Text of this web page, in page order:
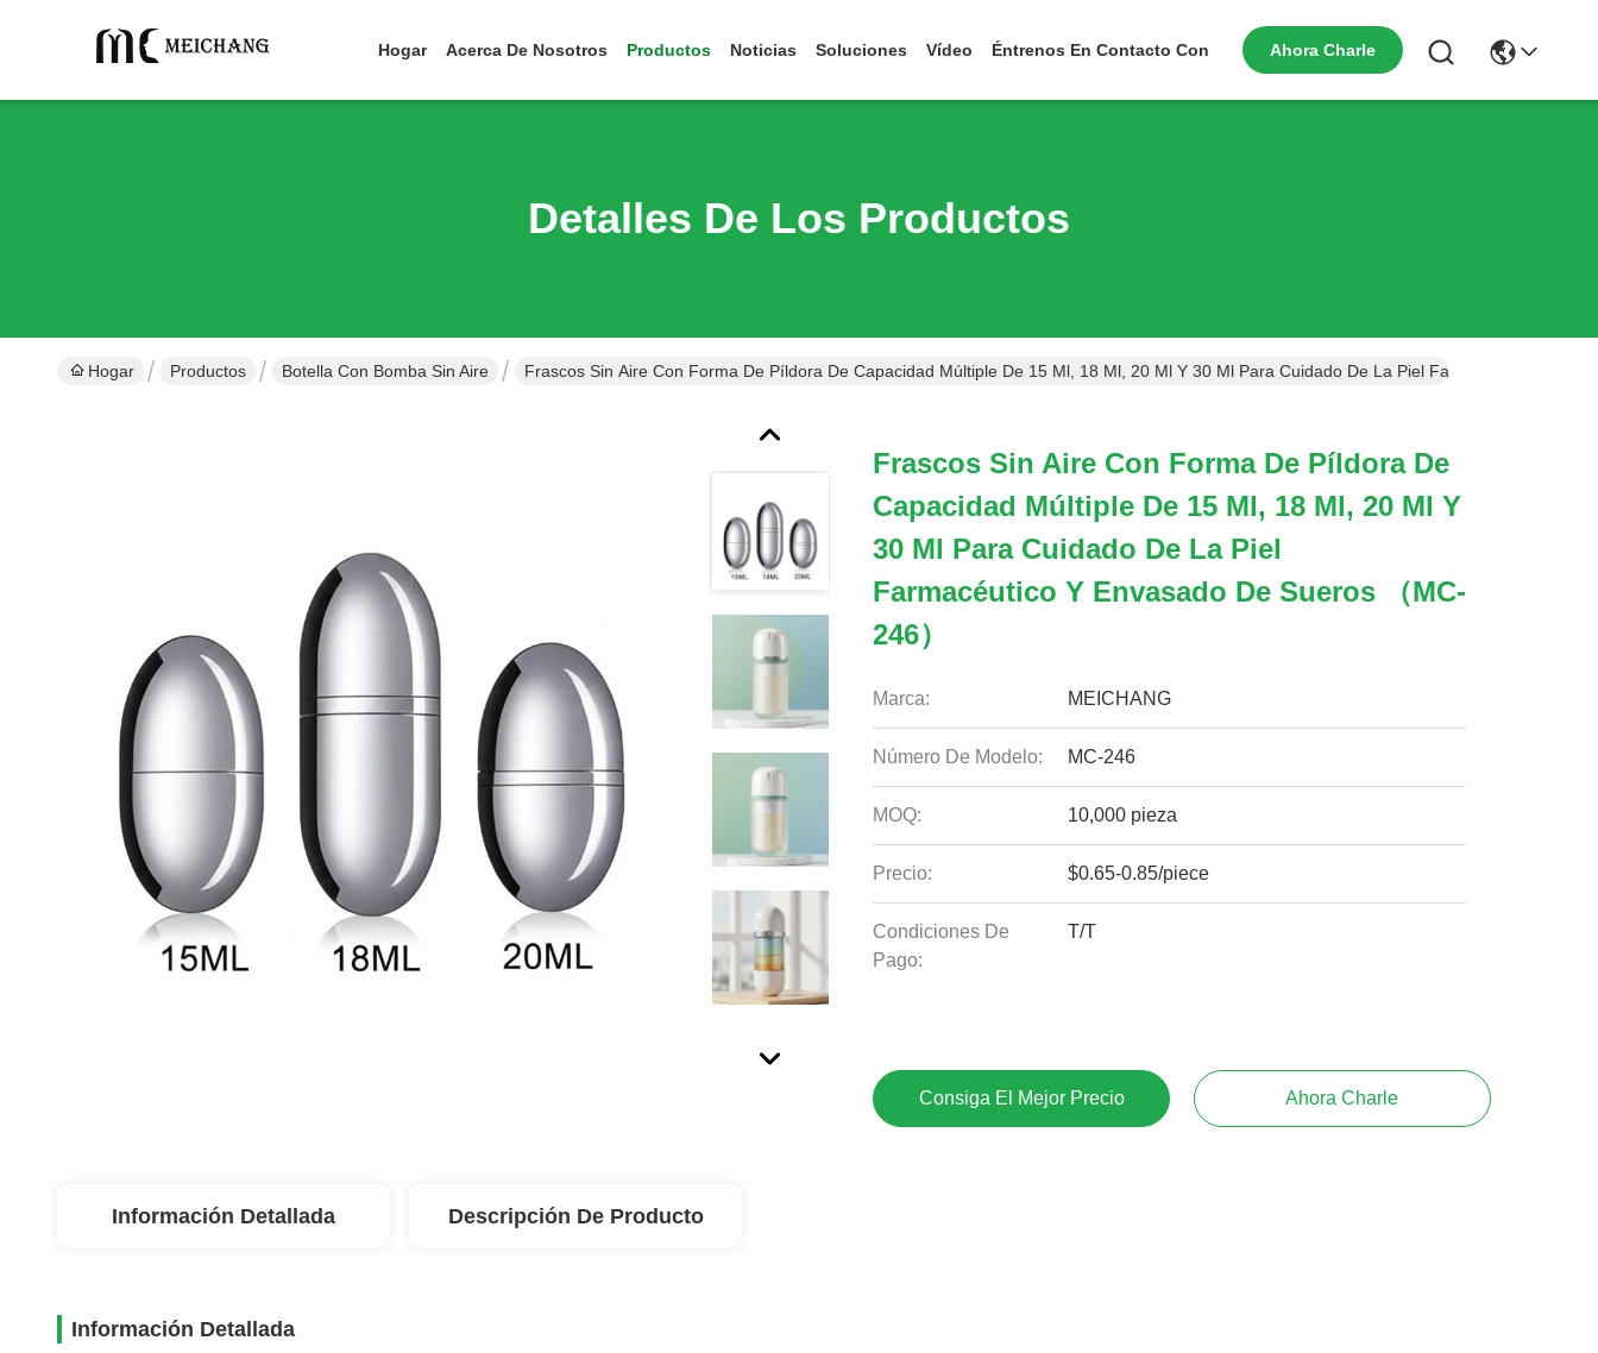
Hogar Acerca De Nosotros Productos Noticias Soluciones Vídeo Éntrenos En Contacto Con Ahora Charle
Detalles De Los Productos
Hogar Productos Botella Con Bomba Sin Aire Frascos Sin Aire Con Forma De Píldora De Capacidad Múltiple De 15 Ml, 18 Ml, 20 Ml Y 30 Ml Para Cuidado De La Piel Farmacéutico Y
Frascos Sin Aire Con Forma De Píldora De
Capacidad Múltiple De 15 Ml, 18 Ml, 20 Ml Y
30 Ml Para Cuidado De La Piel
Farmacéutico Y Envasado De Sueros （MC-
246）
Marca: MEICHANG
Número De Modelo: MC-246
MOQ: 10,000 pieza
Precio: $0.65-0.85/piece
Condiciones De
Pago:
T/T
Consiga El Mejor Precio Ahora Charle
Información Detallada Descripción De Producto
Información Detallada